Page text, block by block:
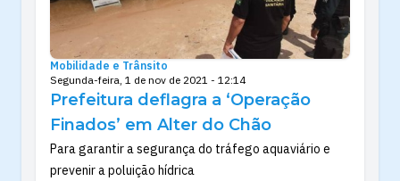
Mobilidade e Trânsito
Segunda-feira, 1 de nov de 2021 - 12:14
Prefeitura deflagra a ‘Operação
Finados’ em Alter do Chão
Para garantir a segurança do tráfego aquaviário e
prevenir a poluição hídrica